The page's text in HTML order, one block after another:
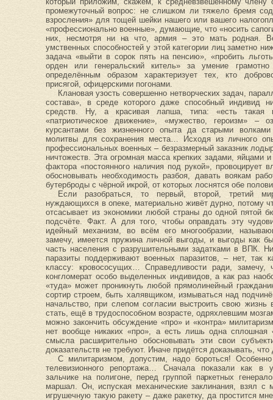
промежуточный вопрос: не слишком ли тяжело бремя
взросления» для тощей шейки нашего или вашего
«профессионально военные», думающие, что «носить
них, несмотря ни на что, армия – это мать родная.
умственных способностей у этой категории лиц заметно
задача «выйти в сорок пять на пенсию», «пробить
орден или генеральский китель» за умение
определённым образом характеризует тех, кто
присягой, офицерскими погонами.
Клановая узость совершенно нетворческих задач,
состава», в среде которого даже способный индивид
средств. Ну, а красивая лапша, типа: «есть такая
«патриотическое движение», «мужество, героизм» –
курсантами без жизненного опыта да старыми
молитвы для сохранения места… Исходя из личного
профессиональных военных – безразмерный заказник
ничтожеств. Эта огромная масса крепких задами, яйцами
фактора «постоянного наличия под рукой», провоцирует
обосновывать необходимость разбоя, давать воякам
бутерброды с чёрной икрой, от которых лоснятся обе
Если разобраться, то первый, второй, третий
нуждающихся в опеке, материально живёт дурно, потому
отсасывает из экономики любой страны до одной пятой
подсчёте. Факт. А для того, чтобы оправдать эту
идейный механизм, во всём его многообразии,
замечу, имеется пружина личной выгоды, и выгоды как
часть населения с разрушительными задатками в ВПК.
паразиты поддерживают военных паразитов, – нет, так
классу: кровососущих… Справедливости ради,
конгломерат особо выделенных индивидов, а как раз
«туда» может проникнуть любой прямолинейный
сортир строем, быть халявщиком, измываться над
начальство, при слепом согласии выстроить свою жизнь
стать, ещё в трудоспособном возрасте, одряхлевшим
можно закончить обсуждение «про» и «контра»
нет вообще никаких «про», а есть лишь одна
смысла расширительно обосновывать эти свои
доказательств не требуют. Иначе придётся доказывать,
С милитаризмом, допустим, надо бороться!
телевизионного репортажа… Сначала показали как в
зальчике на полигоне, перед группой паркетных
маршал. Он, испуская механические заклинания, взял с
игрушечную такую ракету – даже ракетку, да простится